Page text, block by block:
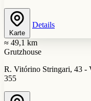
Karte
Details
≈ 49,1 km
Grutzhouse
R. Vitórino Stringari, 43 -
355